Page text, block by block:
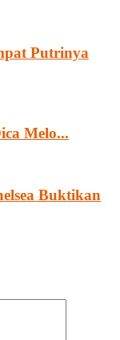
Putrinya
Melo...
Buktikan